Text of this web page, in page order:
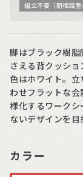
組立不要（開梱設置
脚はブラック樹
さえる背クッシ
色はホワイト。
わせフラットな
様化するワーク
ないデザインを目
カラー